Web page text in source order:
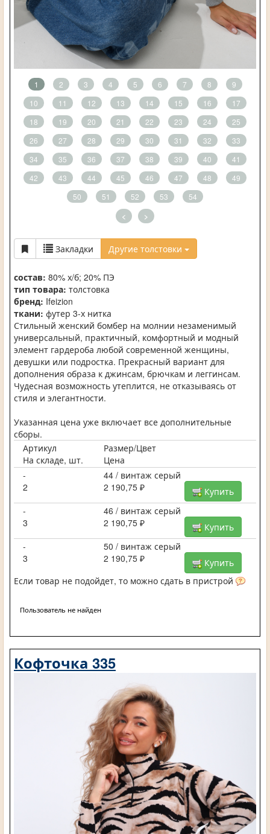
1 2 3 4 5 6 7 8
9
10
11 12 13 14 15 16
17
18
19 20 21 22 23 24
25
26
27 28 29 30 31 32
33
34
35 36 37 38 39 40
41
42
43 44 45 46 47 48
49
50
51 52 53 54
< >
Закладки Другие толстовки
состав: 80% х/б; 20% ПЭ
тип товара: толстовка
бренд: Ifeizion
ткани: футер 3-х нитка
Стильный женский бомбер на молнии незаменимый
универсальный, практичный, комфортный и модный
элемент гардероба любой современной женщины,
девушки или подростка. Прекрасный вариант для
дополнения образа к джинсам, брючкам и леггинсам.
Чудесная возможность утеплится, не отказываясь от
стиля и элегантности.
Указанная цена уже включает все дополнительные
сборы.
Артикул
Размер/Цвет
На складе, шт.
Цена
-
44 / винтаж серый
2
2 190,75 ₽
Купить
-
46 / винтаж серый
3
2 190,75 ₽
Купить
-
50 / винтаж серый
3
2 190,75 ₽
Купить
Если товар не подойдет, то можно сдать в пристрой
Пользователь не найден
Кофточка 335